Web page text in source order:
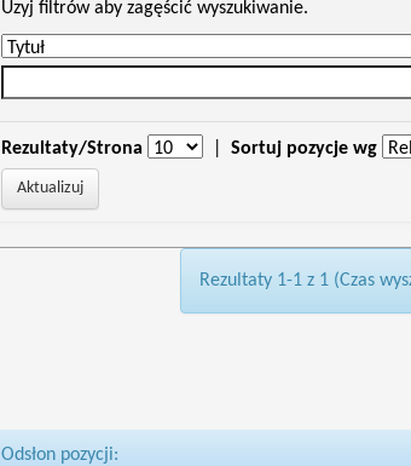
Uzyj filtrów aby zagęścić wyszukiwanie.
Rezultaty/Strona Sortuj pozycje wg
Rezultaty 1-1 z 1 (Czas
Odsłon pozycji: